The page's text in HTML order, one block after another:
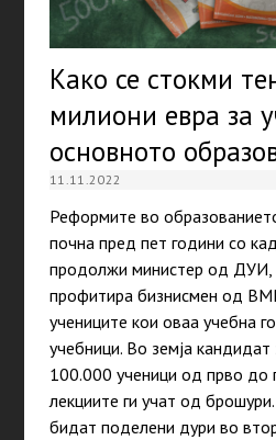
Како се стокми
милиони евра за
основното
11.11.2022
Реформите во
почна пред пет години со
продолжи министер од ДУИ,
профитира бизнисмен од
учениците кои оваа учебна
учебници. Во земја кандидат
100.000 ученици од прво до
лекциите ги учат од
бидат поделени дури во